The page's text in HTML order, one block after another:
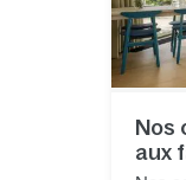
Nos
aux